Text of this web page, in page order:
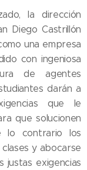
la dirección
Diego Castrillón
una empresa
con ingeniosa
de agentes
darán a
que le
que solucionen
lo contrario los
y abocarse
justas exigencias